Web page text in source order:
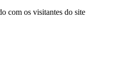
com os visitantes do site